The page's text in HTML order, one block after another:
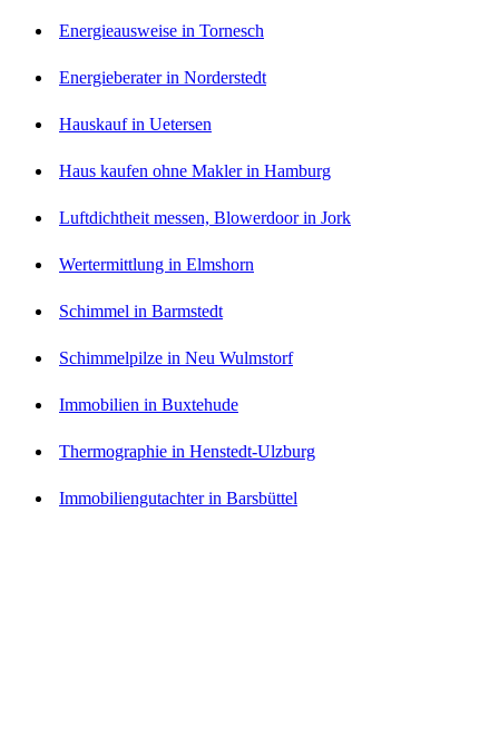
Energieausweise in Tornesch
Energieberater in Norderstedt
Hauskauf in Uetersen
Haus kaufen ohne Makler in Hamburg
Luftdichtheit messen, Blowerdoor in Jork
Wertermittlung in Elmshorn
Schimmel in Barmstedt
Schimmelpilze in Neu Wulmstorf
Immobilien in Buxtehude
Thermographie in Henstedt-Ulzburg
Immobiliengutachter in Barsbüttel